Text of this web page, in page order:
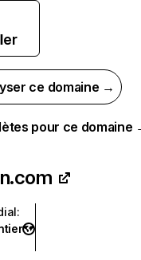
ce domaine →
pour ce domaine
: